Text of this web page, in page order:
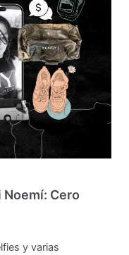
Cero
y varias